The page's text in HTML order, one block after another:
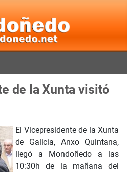
de la Xunta visitó
El Vicepresidente de la Xunta
de Galicia, Anxo Quintana,
llegó a Mondoñedo a las
10:30h de la mañana del